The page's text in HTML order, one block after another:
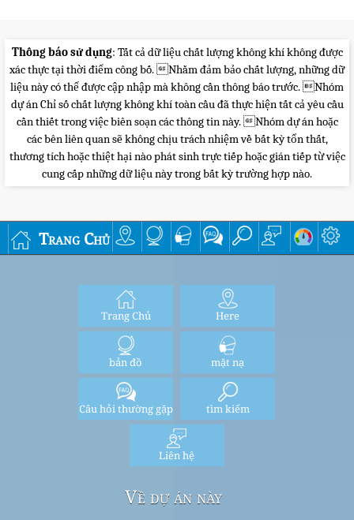
Thông báo sử dụng: Tất cả dữ liệu chất lượng không khí không được
xác thực tại thời điểm công bố. Nhằm đảm bảo chất lượng, những dữ
liệu này có thể được cập nhập mà không cần thông báo trước. Nhóm
dự án Chỉ số chất lượng không khí toàn cầu đã thực hiện tất cả yêu cầu
cần thiết trong việc biên soạn các thông tin này. Nhóm dự án hoặc
các bên liên quan sẽ không chịu trách nhiệm về bất kỳ tổn thất,
thương tích hoặc thiệt hại nào phát sinh trực tiếp hoặc gián tiếp từ việc
cung cấp những dữ liệu này trong bất kỳ trường hợp nào.
Trang Chủ
Trang Chủ Here
bản đồ mặt nạ
Câu hỏi thường gặp tìm kiếm
Liên hệ
Về dự án này